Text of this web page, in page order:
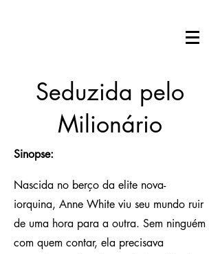
Seduzida pelo
Milionário
Sinopse:
Nascida no berço da elite nova-
iorquina, Anne White viu seu mundo ruir
de uma hora para a outra. Sem ninguém
com quem contar, ela precisava